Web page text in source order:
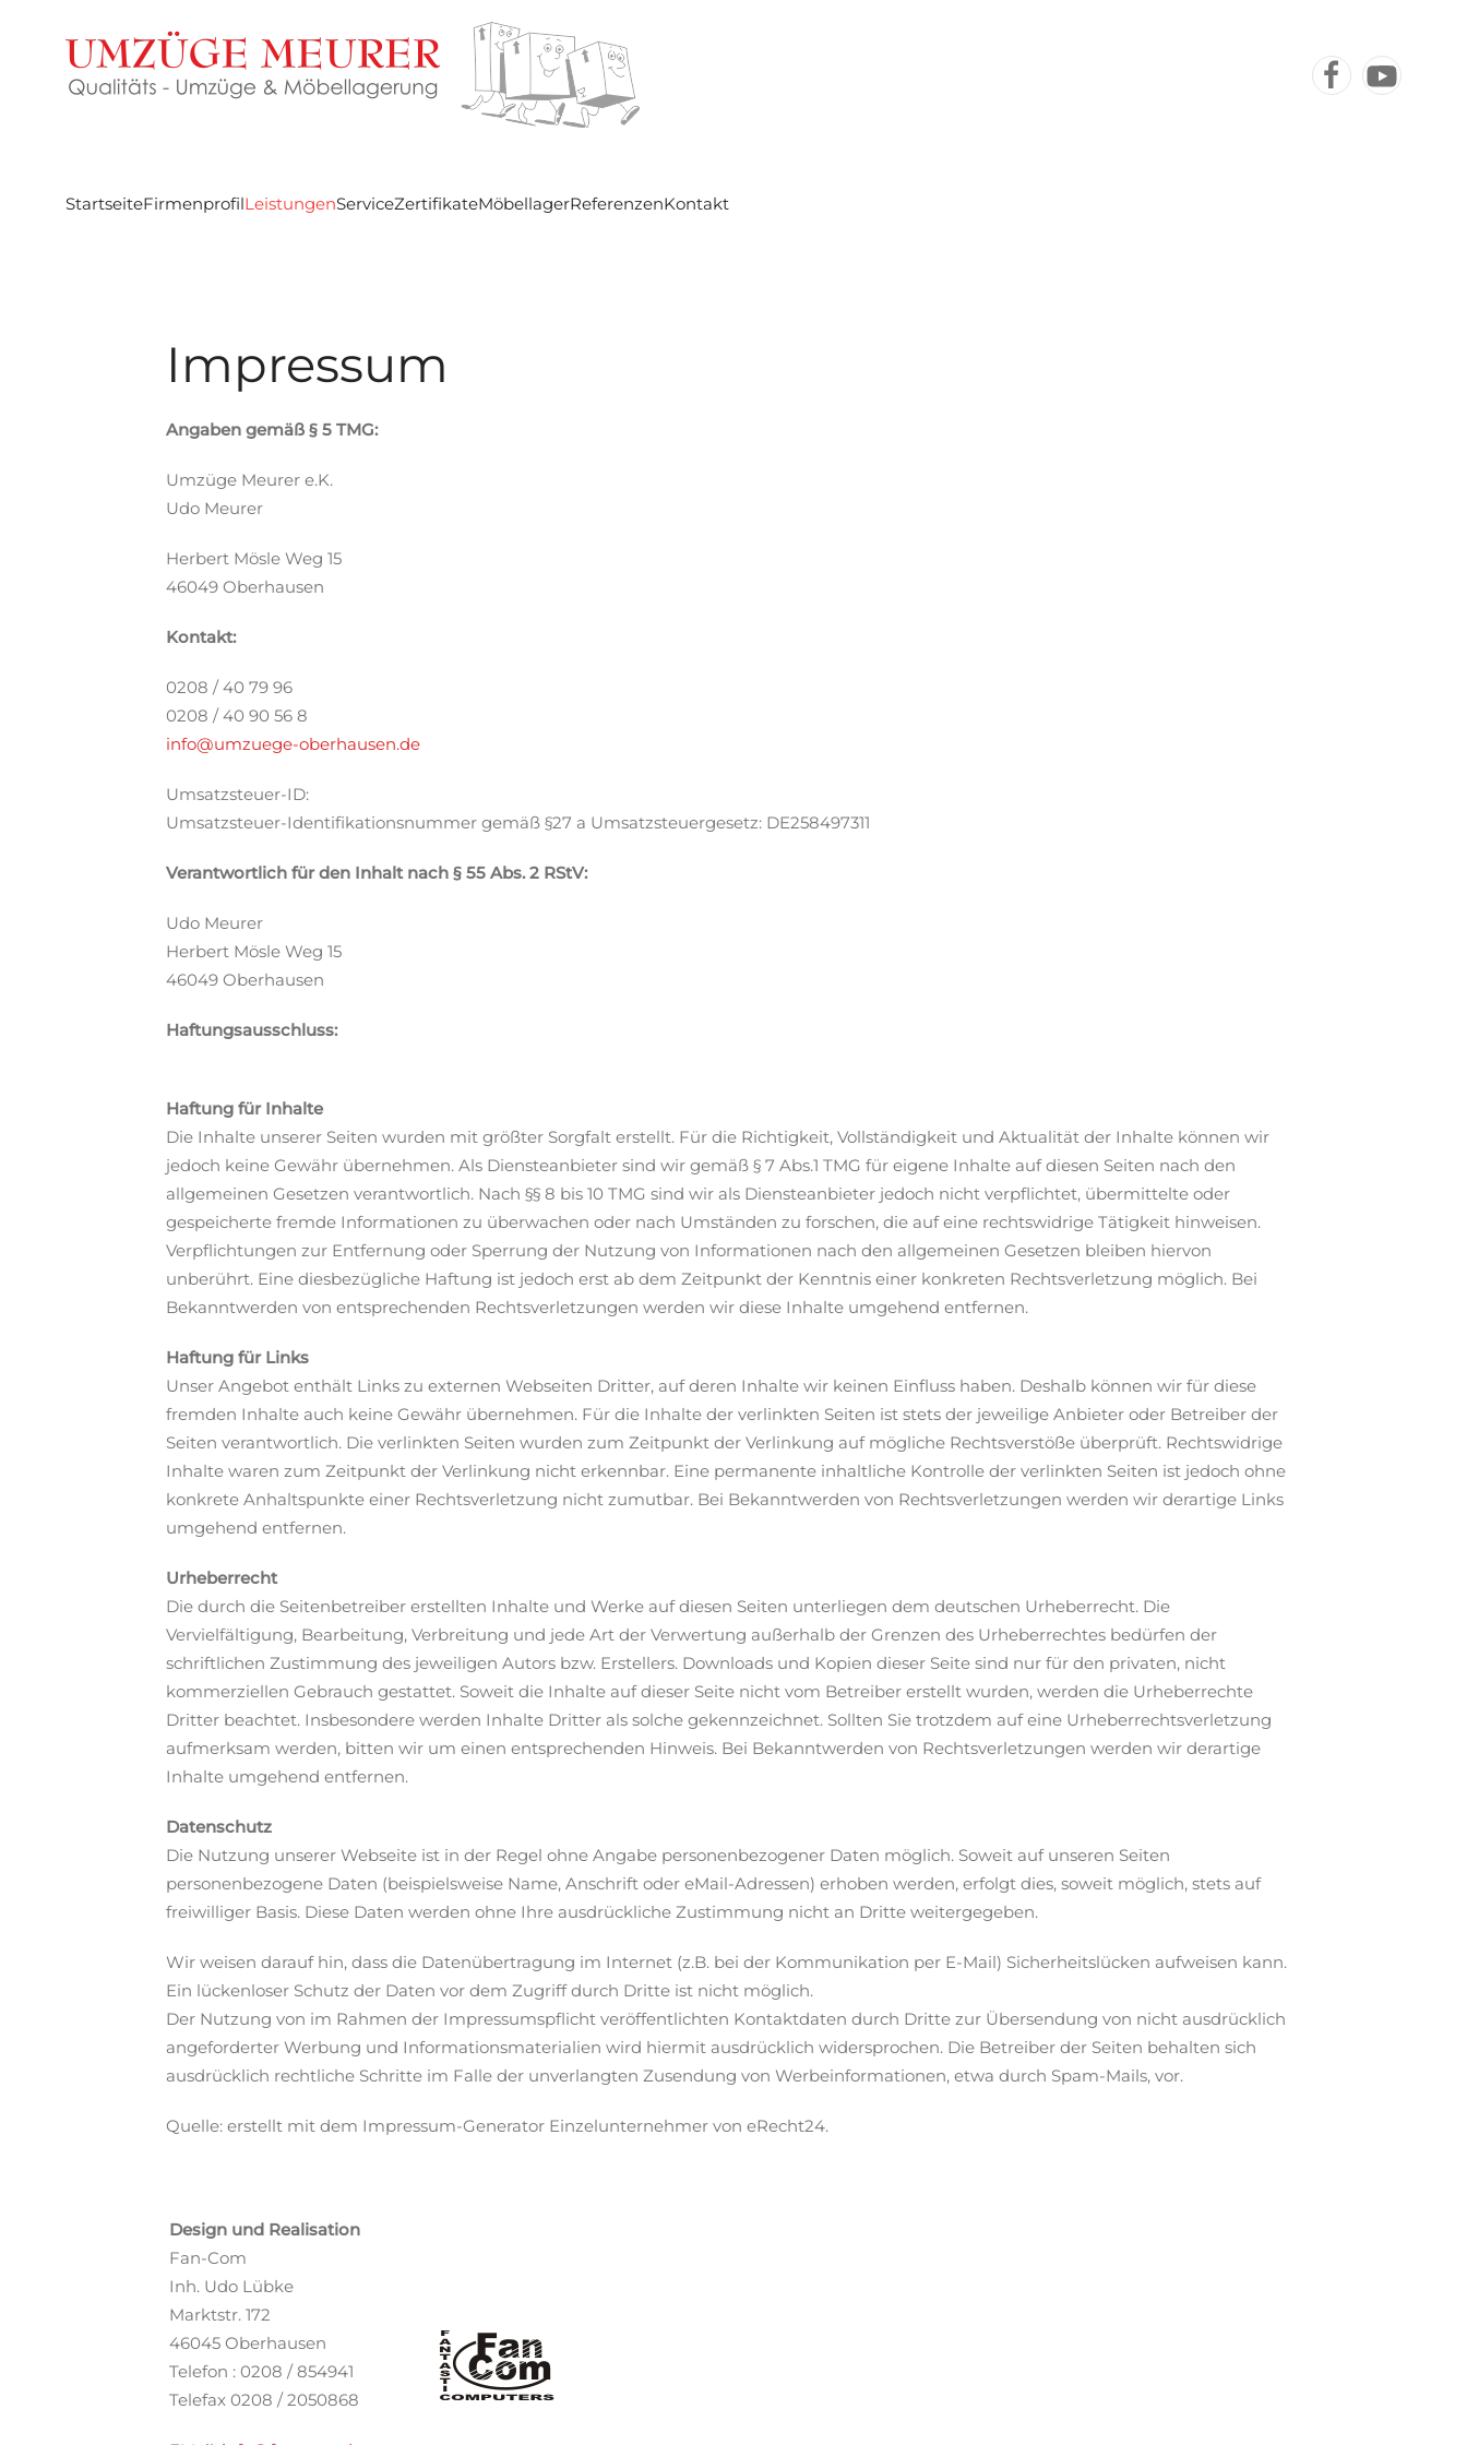
Zum Hauptinhalt springen
StartseiteFirmenprofilLeistungenServiceZertifikateMöbellagerReferenzenKontakt
Impressum
Angaben gemäß § 5 TMG:
Umzüge Meurer e.K.
Udo Meurer
Herbert Mösle Weg 15
46049 Oberhausen
Kontakt:
0208 / 40 79 96
0208 / 40 90 56 8
info@umzuege-oberhausen.de
Umsatzsteuer-ID:
Umsatzsteuer-Identifikationsnummer gemäß §27 a Umsatzsteuergesetz: DE258497311
Verantwortlich für den Inhalt nach § 55 Abs. 2 RStV:
Udo Meurer
Herbert Mösle Weg 15
46049 Oberhausen
Haftungsausschluss:
Haftung für Inhalte
Die Inhalte unserer Seiten wurden mit größter Sorgfalt erstellt. Für die Richtigkeit, Vollständigkeit und Aktualität der Inhalte können wir
jedoch keine Gewähr übernehmen. Als Diensteanbieter sind wir gemäß § 7 Abs.1 TMG für eigene Inhalte auf diesen Seiten nach den
allgemeinen Gesetzen verantwortlich. Nach §§ 8 bis 10 TMG sind wir als Diensteanbieter jedoch nicht verpflichtet, übermittelte oder
gespeicherte fremde Informationen zu überwachen oder nach Umständen zu forschen, die auf eine rechtswidrige Tätigkeit hinweisen.
Verpflichtungen zur Entfernung oder Sperrung der Nutzung von Informationen nach den allgemeinen Gesetzen bleiben hiervon
unberührt. Eine diesbezügliche Haftung ist jedoch erst ab dem Zeitpunkt der Kenntnis einer konkreten Rechtsverletzung möglich. Bei
Bekanntwerden von entsprechenden Rechtsverletzungen werden wir diese Inhalte umgehend entfernen.
Haftung für Links
Unser Angebot enthält Links zu externen Webseiten Dritter, auf deren Inhalte wir keinen Einfluss haben. Deshalb können wir für diese
fremden Inhalte auch keine Gewähr übernehmen. Für die Inhalte der verlinkten Seiten ist stets der jeweilige Anbieter oder Betreiber der
Seiten verantwortlich. Die verlinkten Seiten wurden zum Zeitpunkt der Verlinkung auf mögliche Rechtsverstöße überprüft. Rechtswidrige
Inhalte waren zum Zeitpunkt der Verlinkung nicht erkennbar. Eine permanente inhaltliche Kontrolle der verlinkten Seiten ist jedoch ohne
konkrete Anhaltspunkte einer Rechtsverletzung nicht zumutbar. Bei Bekanntwerden von Rechtsverletzungen werden wir derartige Links
umgehend entfernen.
Urheberrecht
Die durch die Seitenbetreiber erstellten Inhalte und Werke auf diesen Seiten unterliegen dem deutschen Urheberrecht. Die
Vervielfältigung, Bearbeitung, Verbreitung und jede Art der Verwertung außerhalb der Grenzen des Urheberrechtes bedürfen der
schriftlichen Zustimmung des jeweiligen Autors bzw. Erstellers. Downloads und Kopien dieser Seite sind nur für den privaten, nicht
kommerziellen Gebrauch gestattet. Soweit die Inhalte auf dieser Seite nicht vom Betreiber erstellt wurden, werden die Urheberrechte
Dritter beachtet. Insbesondere werden Inhalte Dritter als solche gekennzeichnet. Sollten Sie trotzdem auf eine Urheberrechtsverletzung
aufmerksam werden, bitten wir um einen entsprechenden Hinweis. Bei Bekanntwerden von Rechtsverletzungen werden wir derartige
Inhalte umgehend entfernen.
Datenschutz
Die Nutzung unserer Webseite ist in der Regel ohne Angabe personenbezogener Daten möglich. Soweit auf unseren Seiten
personenbezogene Daten (beispielsweise Name, Anschrift oder eMail-Adressen) erhoben werden, erfolgt dies, soweit möglich, stets auf
freiwilliger Basis. Diese Daten werden ohne Ihre ausdrückliche Zustimmung nicht an Dritte weitergegeben.
Wir weisen darauf hin, dass die Datenübertragung im Internet (z.B. bei der Kommunikation per E-Mail) Sicherheitslücken aufweisen kann.
Ein lückenloser Schutz der Daten vor dem Zugriff durch Dritte ist nicht möglich.
Der Nutzung von im Rahmen der Impressumspflicht veröffentlichten Kontaktdaten durch Dritte zur Übersendung von nicht ausdrücklich
angeforderter Werbung und Informationsmaterialien wird hiermit ausdrücklich widersprochen. Die Betreiber der Seiten behalten sich
ausdrücklich rechtliche Schritte im Falle der unverlangten Zusendung von Werbeinformationen, etwa durch Spam-Mails, vor.
Quelle: erstellt mit dem Impressum-Generator Einzelunternehmer von eRecht24.
Design und Realisation
Fan-Com
Inh. Udo Lübke
Marktstr. 172
46045 Oberhausen
Telefon : 0208 / 854941
Telefax 0208 / 2050868